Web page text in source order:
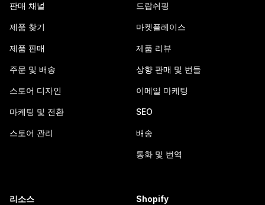
판매 채널
제품 찾기
제품 판매
주문 및 배송
스토어 디자인
마케팅 및 전환
스토어 관리
드랍쉬핑
마켓플레이스
제품 리뷰
상향 판매 및 번들
이메일 마케팅
SEO
배송
통화 및 번역
리소스 Shopify